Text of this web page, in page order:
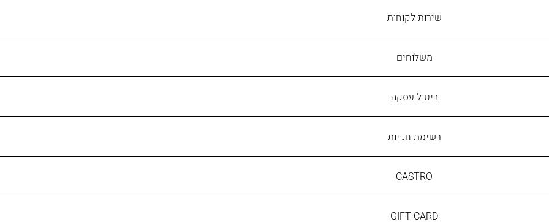
שירות
לקוחות
שירות לקוחות
משלוחים
ביטול עסקה
רשימת חנויות
CASTRO
CASTRO
GIFT
GIFT CARD